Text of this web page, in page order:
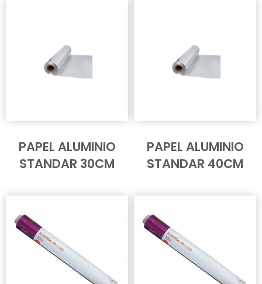
PAPEL ALUMINIO
STANDAR 30CM
PAPEL ALUMINIO
STANDAR 40CM